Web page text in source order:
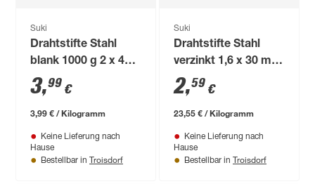
Suki
Drahtstifte Stahl
blank 1000 g 2 x 40
mm
3,99 €
3,99 € / Kilogramm
Keine Lieferung nach
Hause
Bestellbar in Troisdorf
Suki
Drahtstifte Stahl
verzinkt 1,6 x 30 mm
110 Stück
2,59 €
23,55 € / Kilogramm
Keine Lieferung nach
Hause
Bestellbar in Troisdorf